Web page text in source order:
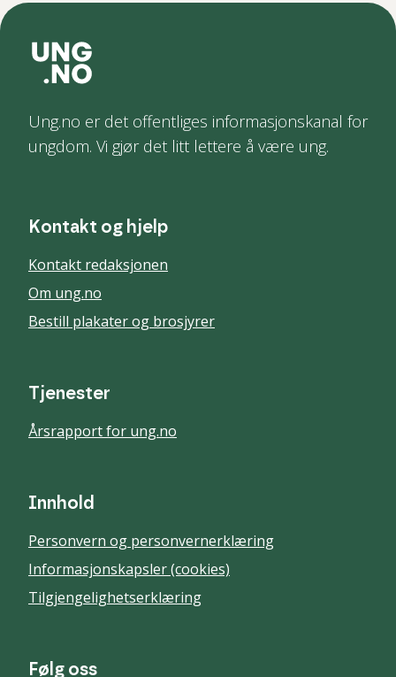
Ung.no er det offentliges informasjonskanal for
ungdom. Vi gjør det litt lettere å være ung.
Kontakt og hjelp
Kontakt redaksjonen
Om ung.no
Bestill plakater og brosjyrer
Tjenester
Årsrapport for ung.no
Innhold
Personvern og personvernerklæring
Informasjonskapsler (cookies)
Tilgjengelighetserklæring
Følg oss